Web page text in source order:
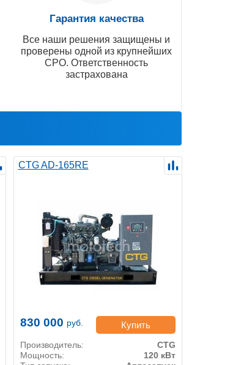
Гарантия качества
Все наши решения защищены и
проверены одной из крупнейших
СРО. Ответственность
застрахована
CTG AD-165RE
830 000 руб. Купить
Производитель:
CTG
Мощность:
120 кВт